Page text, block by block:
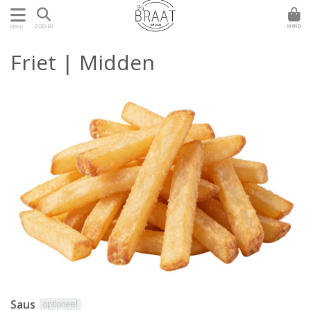
MENU ZOEKEN MAND
Friet | Midden
Saus optioneel